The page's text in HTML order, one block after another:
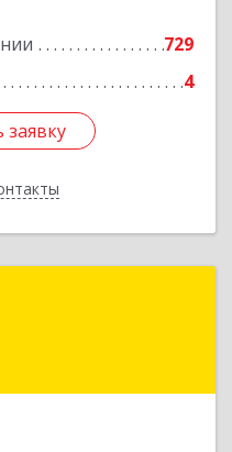
729
4
г, Раевского